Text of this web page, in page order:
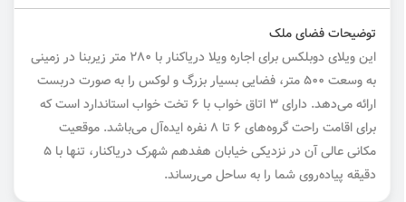
توضیحات فضای ملک
این ویلای دوبلکس برای اجاره ویلا دریاکنار با ۲۸۰ متر زیربنا در زمینی
به وسعت ۵۰۰ متر، فضایی بسیار بزرگ و لوکس را به صورت دربست
ارائه می‌دهد. دارای ۳ اتاق خواب با ۶ تخت خواب استاندارد است که
برای اقامت راحت گروه‌های ۶ تا ۸ نفره ایده‌آل می‌باشد. موقعیت
مکانی عالی آن در نزدیکی خیابان هفدهم شهرک دریاکنار، تنها با ۵
دقیقه پیاده‌روی شما را به ساحل می‌رساند.